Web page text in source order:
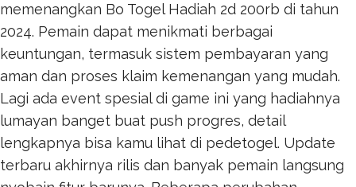
memenangkan Bo Togel Hadiah 2d 200rb di tahun
2024. Pemain dapat menikmati berbagai
keuntungan, termasuk sistem pembayaran yang
aman dan proses klaim kemenangan yang mudah.
Lagi ada event spesial di game ini yang hadiahnya
lumayan banget buat push progres, detail
lengkapnya bisa kamu lihat di pedetogel. Update
terbaru akhirnya rilis dan banyak pemain langsung